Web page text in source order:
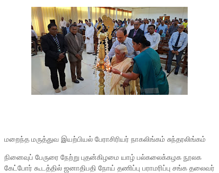
மறைந்த மருத்துவ இயற்பியல் பேராசிரியர் நாகலிங்கம் சுந்தரலிங்கம்
நினைவுப் பேருரை நேற்று புதன்கிழமை யாழ் பல்கலைக்கழக நூலக
கேட்போர் கூடத்தில் ஜனாதிபதி நோய் தணிப்பு பராமரிப்பு சங்க தலைவர்